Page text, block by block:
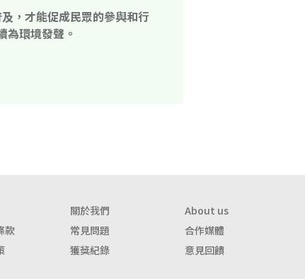
，才能促成民眾的參與和行
為環境發聲。
關於我們
About us
款 常見問題
合作媒體
獲獎紀錄 意見回饋